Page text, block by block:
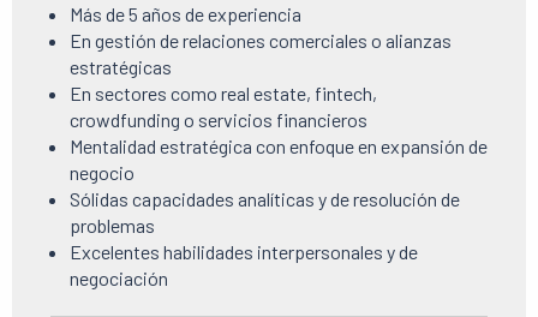
Más de 5 años de experiencia
En gestión de relaciones comerciales o alianzas
estratégicas
En sectores como real estate, fintech,
crowdfunding o servicios financieros
Mentalidad estratégica con enfoque en expansión de
negocio
Sólidas capacidades analíticas y de resolución de
problemas
Excelentes habilidades interpersonales y de
negociación